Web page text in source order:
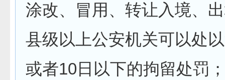
涂改、冒用、转让入境、
县级以上公安机关可以处
或者10日以下的拘留处罚